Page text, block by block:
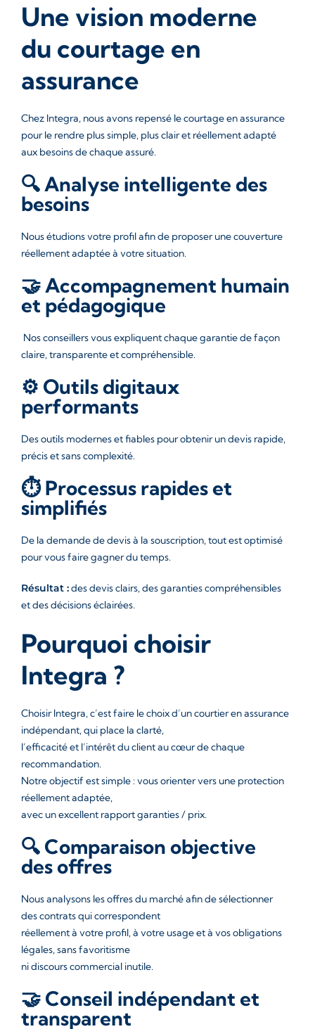
Une vision moderne
du courtage en
assurance
Chez Integra, nous avons repensé le courtage en assurance
pour le rendre plus simple, plus clair et réellement adapté
aux besoins de chaque assuré.
🔍 Analyse intelligente des
besoins
Nous étudions votre profil afin de proposer une couverture
réellement adaptée à votre situation.
🤝 Accompagnement humain
et pédagogique
Nos conseillers vous expliquent chaque garantie de façon
claire, transparente et compréhensible.
⚙️ Outils digitaux
performants
Des outils modernes et fiables pour obtenir un devis rapide,
précis et sans complexité.
⏱️ Processus rapides et
simplifiés
De la demande de devis à la souscription, tout est optimisé
pour vous faire gagner du temps.
Résultat :des devis clairs, des garanties compréhensibles
et des décisions éclairées.
Pourquoi choisir
Integra ?
Choisir Integra, c’est faire le choix d’un courtier en assurance
indépendant, qui place la clarté,
l’efficacité et l’intérêt du client au cœur de chaque
recommandation.
Notre objectif est simple : vous orienter vers une protection
réellement adaptée,
avec un excellent rapport garanties / prix.
🔍 Comparaison objective
des offres
Nous analysons les offres du marché afin de sélectionner
des contrats qui correspondent
réellement à votre profil, à votre usage et à vos obligations
légales, sans favoritisme
ni discours commercial inutile.
🤝 Conseil indépendant et
transparent